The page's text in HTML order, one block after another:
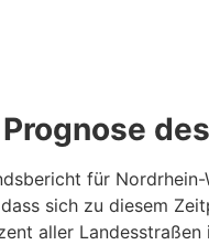
für
sich zu diesem
aller